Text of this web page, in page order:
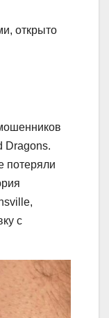
открыто
Dragons.
потеряли
с